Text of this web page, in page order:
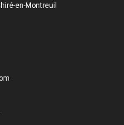
en-Montreuil